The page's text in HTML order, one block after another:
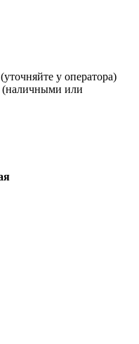
у оператора)
(наличными или